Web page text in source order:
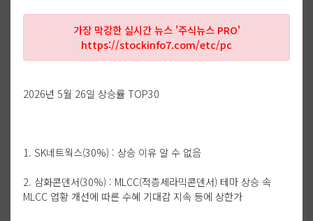
가장 막강한 실시간 뉴스 '주식뉴스 PRO'
https://stockinfo7.com/etc/pc
2026년 5월 26일 상승률 TOP30
1. SK네트웍스(30%) : 상승 이유 알 수 없음
2. 삼화콘덴서(30%) : MLCC(적층세라믹콘덴서) 테마 상승 속
MLCC 업황 개선에 따른 수혜 기대감 지속 등에 상한가